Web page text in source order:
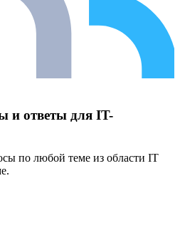
и ответы для IT-
по любой теме из области IT